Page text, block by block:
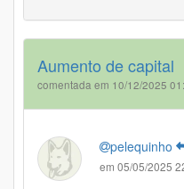
Aumento de capital
comentada em 10/12/2025
pelequinho
em 05/05/2025